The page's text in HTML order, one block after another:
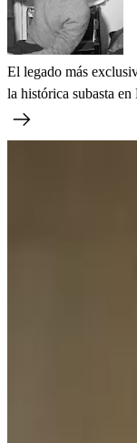
El legado más
la histórica subasta en